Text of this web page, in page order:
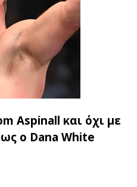
Aspinall και όχι με
ο Dana White